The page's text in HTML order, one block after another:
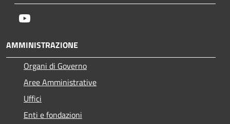
AMMINISTRAZIONE
Organi di Governo
Aree Amministrative
Uffici
Enti e fondazioni